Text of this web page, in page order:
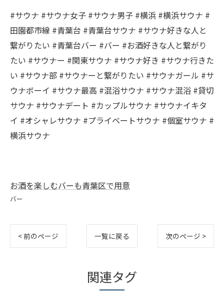
#サウナ #サウナ女子 #サウナ男子 #横浜 #横浜サウナ #
田園都市線 #青葉台 #青葉台サウナ #サウナ好きな人と
繋がりたい #青葉台バー #バー #お酒好きな人と繋がり
たい #サウナー #関東サウナ #サウナ好き #サウナ行きた
い #サウナ部 #サウナーと繋がりたい #サウナガール #サ
ウナボーイ #サウナ最高 #混浴サウナ #サウナ混浴 #貸切
サウナ #サウナデート #カップルサウナ #サウナイキタ
イ #オシャレサウナ #プライベートサウナ #個室サウナ #
横浜サウナ
お酒を楽しむバーも青葉区で用意
バー
< 前のページ 一覧に戻る 次のページ >
関連タグ